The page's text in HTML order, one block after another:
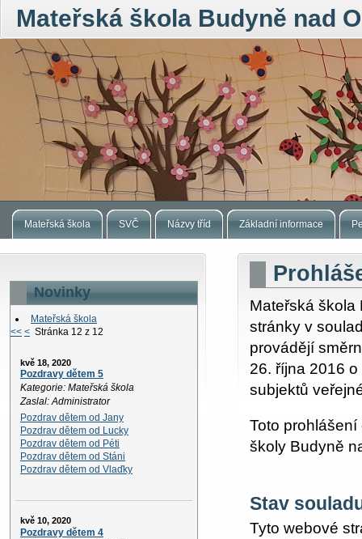
Mateřská škola Budyně nad
Mateřská škola SVČ Názvy tříd Základní informace
Novinky
Mateřská škola
<< < Stránka 12 z 12
kvě 18, 2020
Pozdravy dětem 5
Kategorie: Mateřská škola
Zaslal: Administrator
Pozdrav dětem od Jany
Pozdrav dětem od Lucky
Pozdrav dětem od Péti
Pozdrav dětem od Stáni
Pozdrav dětem od Vlaďky
kvě 10, 2020
Pozdravy dětem 4
Mateřská škola
stránky v
provádějí
26. října 2016
subjektů
Toto
školy Budyně
Stav
Tyto webové